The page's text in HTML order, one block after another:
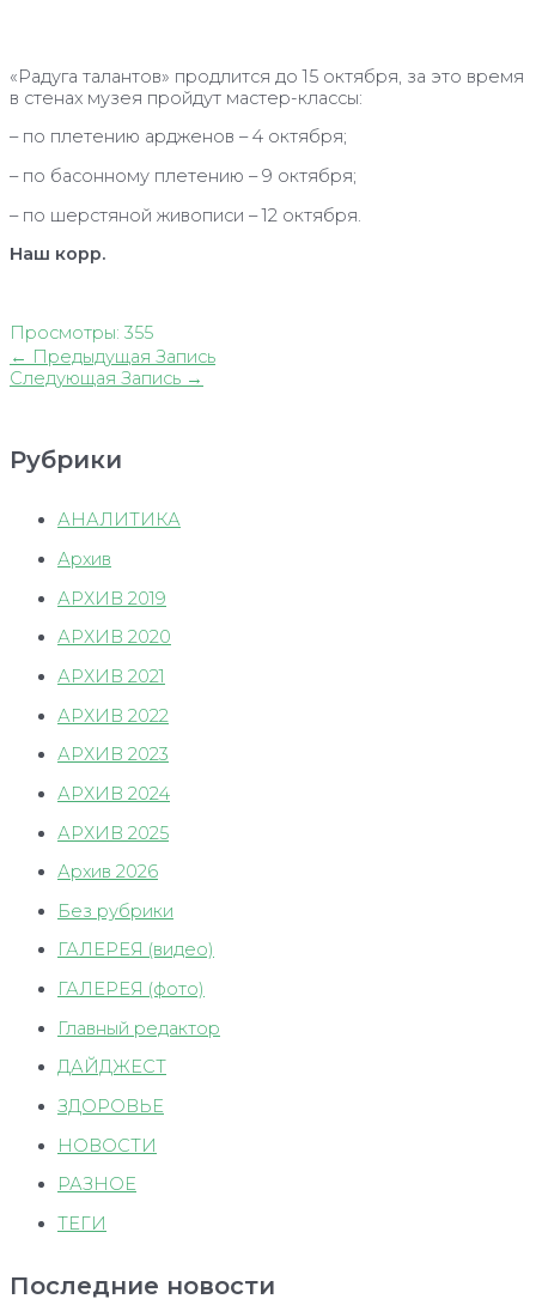
«Радуга талантов» продлится до 15 октября, за это время
в стенах музея пройдут мастер-классы:
– по плетению ардженов – 4 октября;
– по басонному плетению – 9 октября;
– по шерстяной живописи – 12 октября.
Наш корр.
Просмотры: 355
Навигация
по
← Предыдущая Запись
Следующая Запись →
Рубрики
АНАЛИТИКА
Архив
АРХИВ 2019
АРХИВ 2020
АРХИВ 2021
АРХИВ 2022
АРХИВ 2023
АРХИВ 2024
АРХИВ 2025
Архив 2026
Без рубрики
ГАЛЕРЕЯ (видео)
ГАЛЕРЕЯ (фото)
Главный редактор
ДАЙДЖЕСТ
ЗДОРОВЬЕ
НОВОСТИ
РАЗНОЕ
ТЕГИ
Последние новости